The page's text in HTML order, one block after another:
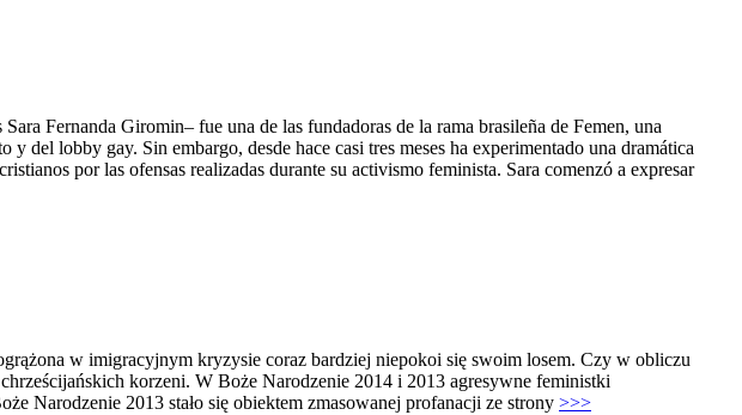
Fernanda Giromin– fue una de las fundadoras de la rama brasileña de Femen, una
del lobby gay. Sin embargo, desde hace casi tres meses ha experimentado una dramática
por las ofensas realizadas durante su activismo feminista. Sara comenzó a expresar
w imigracyjnym kryzysie coraz bardziej niepokoi się swoim losem. Czy w obliczu
korzeni. W Boże Narodzenie 2014 i 2013 agresywne feministki
Narodzenie 2013 stało się obiektem zmasowanej profanacji ze strony >>>